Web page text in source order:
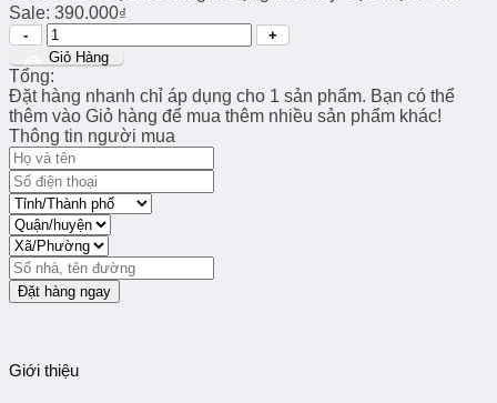
Sale: 390.000₫
Số
lượng
Giỏ Hàng
Tổng:
Đặt hàng nhanh chỉ áp dụng cho 1 sản phẩm. Bạn có thể
thêm vào Giỏ hàng để mua thêm nhiều sản phẩm khác!
Thông tin người mua
Đặt hàng ngay
Giới thiệu